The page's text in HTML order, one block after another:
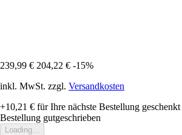
239,99 € 204,22 € -15%
inkl. MwSt. zzgl. Versandkosten
+10,21 € für Ihre nächste Bestellung geschenkt
Bestellung gutgeschrieben
Loading...